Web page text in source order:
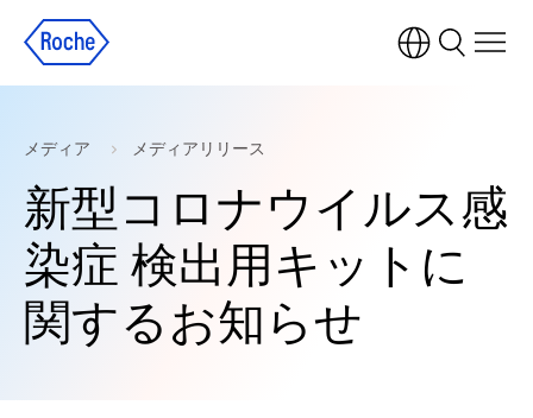
メディア メディアリリース
新型コロナウイルス感
染症 検出用キットに
関するお知らせ